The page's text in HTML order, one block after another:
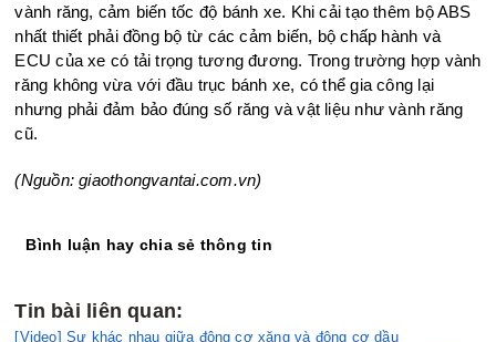
vành răng, cảm biến tốc độ bánh xe. Khi cải tạo thêm bộ ABS
nhất thiết phải đồng bộ từ các cảm biến, bộ chấp hành và
ECU của xe có tải trọng tương đương. Trong trường hợp vành
răng không vừa với đầu trục bánh xe, có thể gia công lại
nhưng phải đảm bảo đúng số răng và vật liệu như vành răng
cũ.
(Nguồn: giaothongvantai.com.vn)
Bình luận hay chia sẻ thông tin
Tin bài liên quan:
[Video] Sự khác nhau giữa động cơ xăng và động cơ dầu